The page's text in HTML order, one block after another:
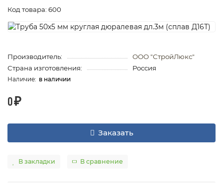
Код товара: 600
Производитель:
ООО "СтройЛюкс"
Страна изготовления:
Россия
в наличии
0 ₽
Заказать
В закладки В сравнение